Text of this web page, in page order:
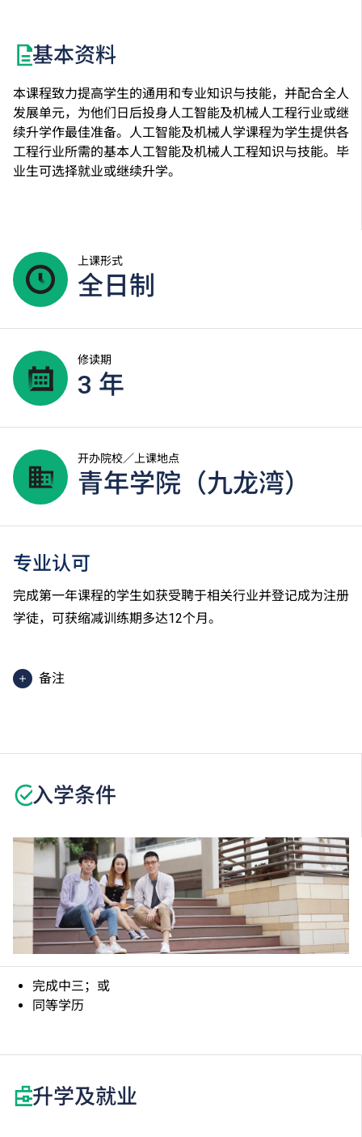
基本资料
本课程致力提高学生的通用和专业知识与技能，并配合全人
发展单元，为他们日后投身人工智能及机械人工程行业或继
续升学作最佳准备。人工智能及机械人学课程为学生提供各
工程行业所需的基本人工智能及机械人工程知识与技能。毕
业生可选择就业或继续升学。
上课形式
全日制
修读期
3 年
开办院校／上课地点
青年学院（九龙湾）
专业认可
完成第一年课程的学生如获受聘于相关行业并登记成为注册
学徒，可获缩减训练期多达12个月。
备注
何课程、修正课程名称、内容或更改开办课程的院校／
入学条件
完成中三；或
同等学历
升学及就业